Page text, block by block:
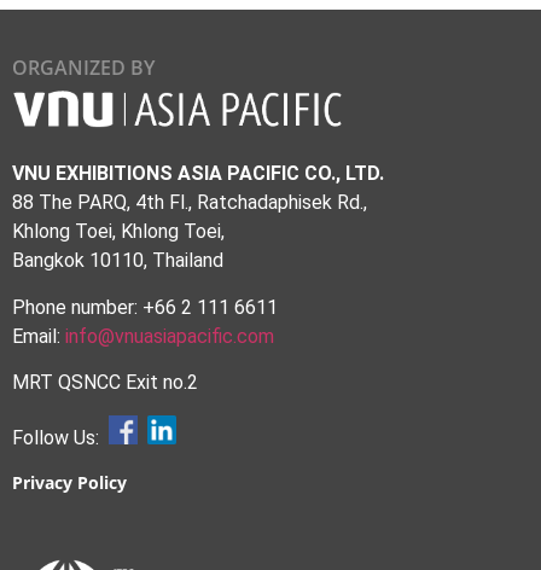
ORGANIZED BY
VNU EXHIBITIONS ASIA PACIFIC CO., LTD.
88 The PARQ, 4th Fl., Ratchadaphisek Rd.,
Khlong Toei, Khlong Toei,
Bangkok 10110, Thailand
Phone number: +66 2 111 6611
Email: info@vnuasiapacific.com
MRT QSNCC Exit no.2
Follow Us:
Privacy Policy